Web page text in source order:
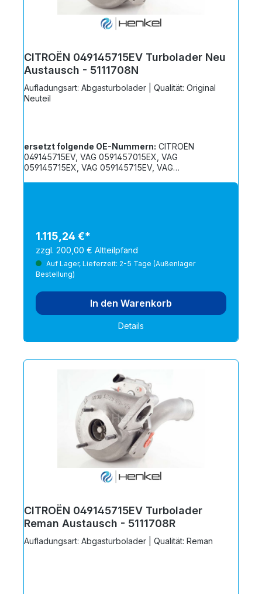
CITROËN 049145715EV Turbolader Neu
Austausch - 5111708N
Aufladungsart: Abgasturbolader | Qualität: Original
Neuteil
ersetzt folgende OE-Nummern:
049145715EV, VAG 0591457015EX, VAG
059145715EX, VAG 059145715EV, VAG
1.115,24 €*
zzgl. 200,00 € Altteilpfand
Auf Lager, Lieferzeit: 2-5 Tage (Außenlager
Bestellung)
In den Warenkorb
Details
CITROËN 049145715EV Turbolader
Reman Austausch - 5111708R
Aufladungsart: Abgasturbolader | Qualität: Reman